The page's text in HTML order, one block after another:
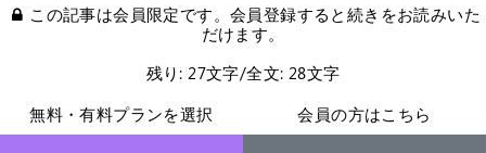
この記事は会員限定です。会員登録すると続きをお読みいた
だけます。
残り: 27文字/全文: 28文字
無料・有料プランを選択
会員の方はこちら